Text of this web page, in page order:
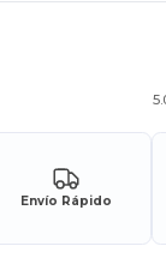
Envío Rápido